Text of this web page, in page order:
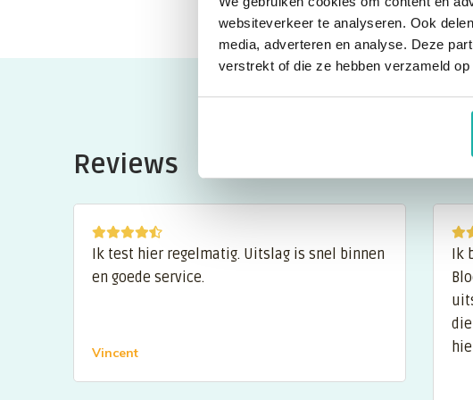
websiteverkeer te analyseren. Ook
media, adverteren en analyse. Deze
verstrekt of die ze hebben verzameld
Reviews
Ik test hier regelmatig. Uitslag is snel binnen
en goede service.
Vincent
Ik